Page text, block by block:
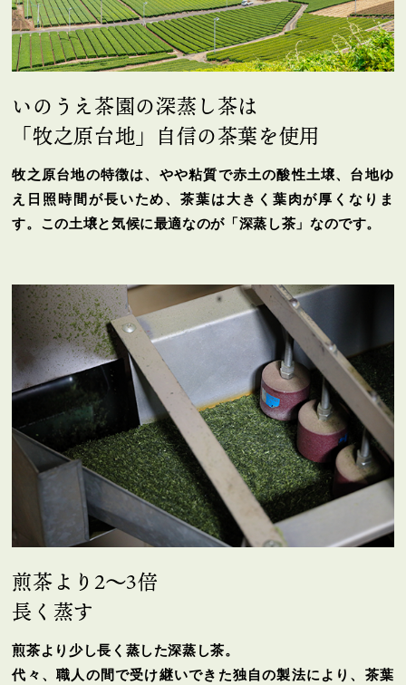
いのうえ茶園の深蒸し茶は
「牧之原台地」自信の茶葉を使用
牧之原台地の特徴は、やや粘質で赤土の酸性土壌、台地ゆ
え日照時間が長いため、茶葉は大きく葉肉が厚くなりま
す。この土壌と気候に最適なのが「深蒸し茶」なのです。
煎茶より2～3倍
長く蒸す
煎茶より少し長く蒸した深蒸し茶。
代々、職人の間で受け継いできた独自の製法により、茶葉